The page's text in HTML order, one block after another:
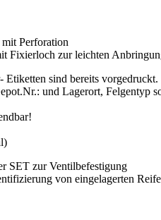
Perforation
Fixierloch zur leichten
Etiketten sind bereits
und Lagerort, Felgentyp
SET zur Ventilbefestigung
von eingelagerten